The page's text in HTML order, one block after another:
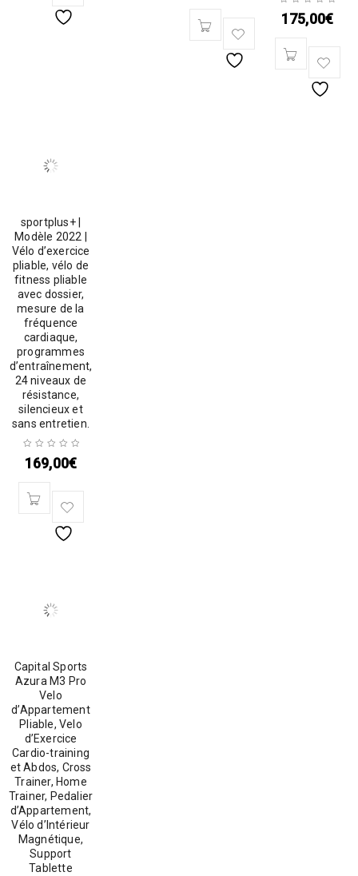
175,00€
sportplus+ |
Modèle 2022 |
Vélo d’exercice
pliable, vélo de
fitness pliable
avec dossier,
mesure de la
fréquence
cardiaque,
programmes
d’entraînement,
24 niveaux de
résistance,
silencieux et
sans entretien.
169,00€
Capital Sports
Azura M3 Pro
Velo
d’Appartement
Pliable, Velo
d’Exercice
Cardio-training
et Abdos, Cross
Trainer, Home
Trainer, Pedalier
d’Appartement,
Vélo d’Intérieur
Magnétique,
Support
Tablette